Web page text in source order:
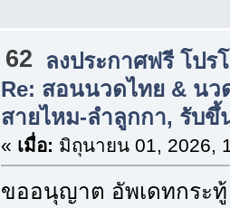
62
ลงประกาศฟรี โป
Re: สอนนวดไทย & น
สายไหม-ลำลูกกา, รับขึ้
« เมื่อ: มิถุนายน 01, 2026,
ขออนุญาต อัพเดทกระทู้